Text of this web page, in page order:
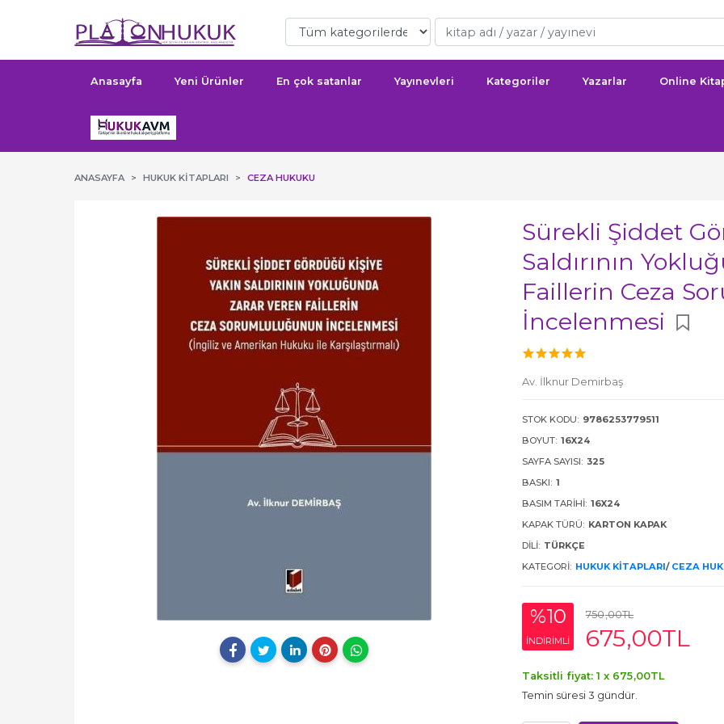
Anasayfa Yeni Ürünler En çok satanlar Yayınevleri Kategoriler Yazarlar Online
ANASAYFA HUKUK KITAPLARI CEZA HUKUKU
Sürekli Şiddet
Saldırının
Faillerin Ceza
İncelenmesi
Av. İlknur Demirbaş
STOK KODU: 9786253779511
BOYUT: 16X24
SAYFA SAYISI: 325
BASKI: 1
BASIM TARIHI: 16X24
KAPAK TÜRÜ: KARTON KAPAK
DILI: TÜRKÇE
KATEGORI: HUKUK KITAPLARI/ CEZA
%10
INDIRIMLI
750,00TL
675,00TL
Taksitli fiyat: 1 x 675,00TL
Temin süresi 3 gündür.